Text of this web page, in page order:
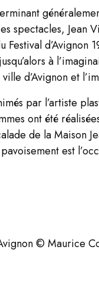
spectacles,
d’Avignon
à
d’Avignon et
par l’artiste
ont été
de la Maison
est
© Maurice